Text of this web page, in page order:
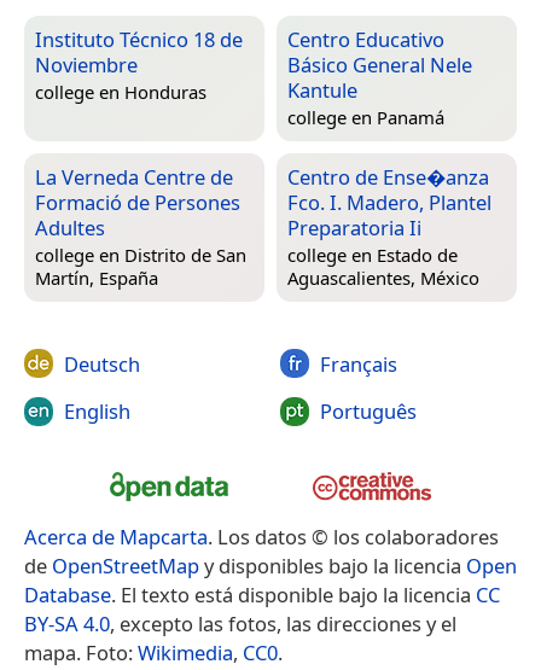
Instituto Técnico 18 de
Noviembre
college en Honduras
Centro Educativo
Básico General Nele
Kantule
college en Panamá
La Verneda Centre de
Formació de Persones
Adultes
college en Distrito de San
Martín, España
Centro de Ense�anza
Fco. I. Madero, Plantel
Preparatoria Ii
college en Estado de
Aguascalientes, México
Deutsch
English
Français
Português
Acerca de Mapcarta. Los datos © los colaboradores
de OpenStreetMapy disponibles bajo la licencia Open
Database. El texto está disponible bajo la licencia CC
BY-SA 4.0, excepto las fotos, las direcciones y el
mapa. Foto:Wikimedia, CC0.